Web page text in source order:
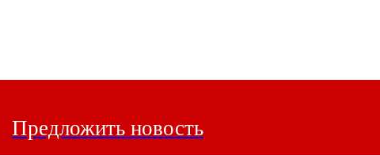
Предложить новость